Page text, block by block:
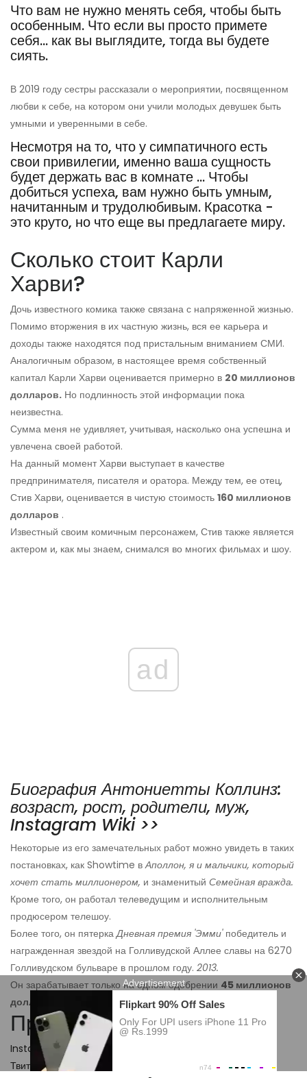
Что вам не нужно менять себя, чтобы быть
особенным. Что если вы просто примете
себя… как вы выглядите, тогда вы будете
сиять.
В 2019 году сестры рассказали о мероприятии, посвященном
любви к себе, на котором они учили молодых девушек быть
умными и уверенными в себе.
Несмотря на то, что у симпатичного есть
свои привилегии, именно ваша сущность
будет держать вас в комнате ... Чтобы
добиться успеха, вам нужно быть умным,
начитанным и трудолюбивым. Красотка -
это круто, но что еще вы предлагаете миру.
Сколько стоит Карли
Харви?
Дочь известного комика также связана с напряженной жизнью.
Помимо вторжения в их частную жизнь, вся ее карьера и
доходы также находятся под пристальным вниманием СМИ.
Аналогичным образом, в настоящее время собственный
капитал Карли Харви оценивается примерно в 20 миллионов
долларов. Но подлинность этой информации пока
неизвестна.
Сумма меня не удивляет, учитывая, насколько она успешна и
увлечена своей работой.
На данный момент Харви выступает в качестве
предпринимателя, писателя и оратора. Между тем, ее отец,
Стив Харви, оценивается в чистую стоимость 160 миллионов
долларов .
Известный своим комичным персонажем, Стив также является
актером и, как мы знаем, снимался во многих фильмах и шоу.
ad
Биография Антониетты Коллинз:
возраст, рост, родители, муж,
Instagram Wiki >>
Некоторые из его замечательных работ можно увидеть в таких
постановках, как Showtime вАполлон, я и мальчики, который
хочет стать миллионером, и знаменитый Семейная вражда.
Кроме того, он работал телеведущим и исполнительным
продюсером телешоу.
Более того, он пятеркаДневная премия 'Эмми'победитель и
награжденная звездой на Голливудской Аллее славы на 6270
Голливудском бульваре в прошлом году. 2013.
Он зарабатывает только на одном одобрении 45 миллионов
долларов.
Присутствие в сети
Instagram - 189 тыс.
Твиттер-6.5 км Подписчики